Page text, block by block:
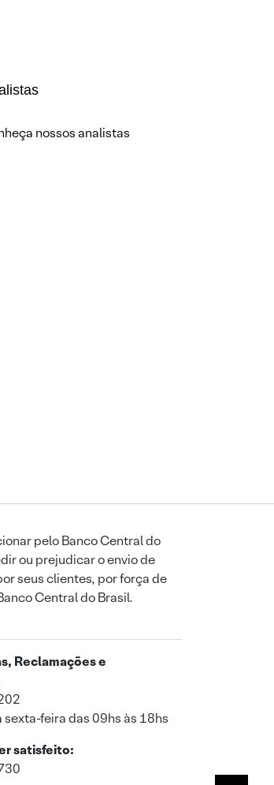
nossos analistas
pelo Banco Central do
ou prejudicar o envio de
seus clientes, por força de
Central do Brasil.
Reclamações e
sexta-feira das 09hs às 18hs
satisfeito: